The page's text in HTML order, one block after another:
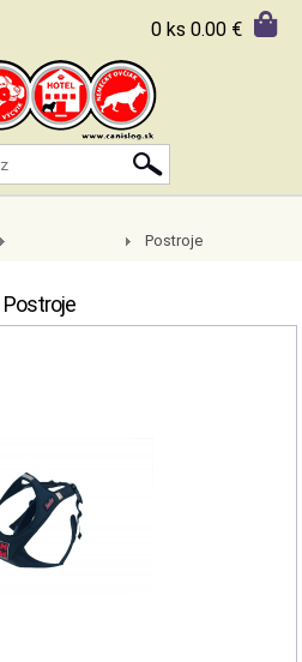
0 ks 0.00 €
Postroje
Postroje